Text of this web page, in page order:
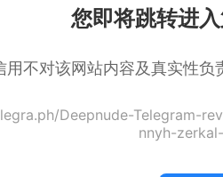
您即将跳转进
用不对该网站内容及真实性
Deepnude-Telegram-
nnyh-